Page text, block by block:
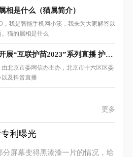
相是什么（猫属简介）
，我是智能手机网小溪，我来为大家解答以
。猫的属相是什么
抖音开展“互联护苗2023”系列直播 护航青少年健康成长
由北京市委网信办主办，北京市十六区区委
以及抖音直播
更多
利曝光
屏幕变得黑漆漆一片的情况，给